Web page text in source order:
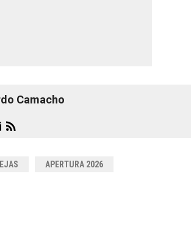
Camacho
APERTURA 2026